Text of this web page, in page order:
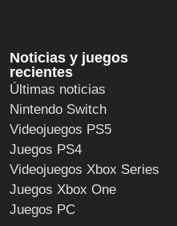
Noticias y juegos
recientes
Últimas noticias
Nintendo Switch
Videojuegos PS5
Juegos PS4
Videojuegos Xbox Series
Juegos Xbox One
Juegos PC